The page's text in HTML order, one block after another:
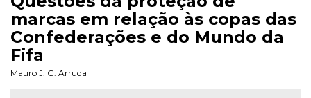
marcas em relação às copas das
Confederações e do Mundo da
Fifa
Mauro J. G. Arruda